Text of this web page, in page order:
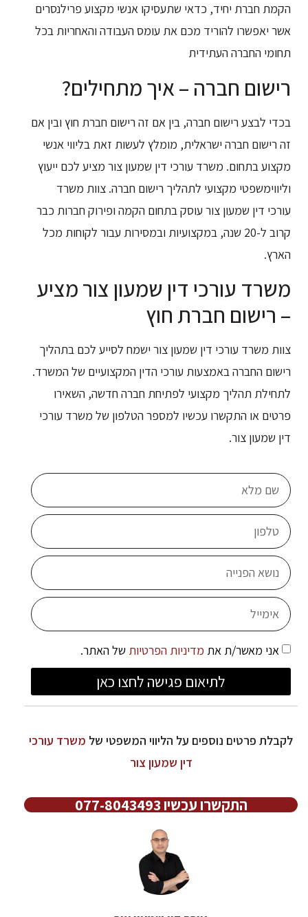
הקמת חברת יחיד, כדאי שתעסיקו אנשי מקצוע פרילנסרים
אשר יאפשרו להוריד מכם את עומס העבודה והאחריות בכל
תחומי החברה העתידית
רישום חברה – איך מתחילים?
בכדי לבצע רישום חברה, בין אם זה רישום חברת חוץ ובין אם
זה רישום חברה ישראלית, מומלץ לעשות זאת בליווי אנשי
מקצוע בתחום. משרד עורכי דין שמעון צור מציע לכם ייעוץ
וליווימשפטי מקצועי לתהליך רישום חברה. צוות משרד
עורכי דין שמעון צור עוסק בתחום הקמה ופירוק חברות כבר
קרוב ל-20 שנה, במקצועיות ובמסירות עבור לקוחות מכל
הארץ.
משרד עורכי דין שמעון צור מציע
– רישום חברת חוץ
צוות משרד עורכי דין שמעון צור ישמח לסייע לכם בתהליך
רישום החברה באמצעות עורכי הדין המקצועיים של המשרד.
לתחילת תהליך מקצועי לפתיחת חברה חדשה, השאירו
פרטים או התקשרו עכשיו למספר הטלפון של משרד עורכי
דין שמעון צור.
אני מאשר/ת את מדיניות הפרטיות של האתר.
לתיאום פגישה לחצו כאן
לקבלת פרטים נוספים על הליווי המשפטי של משרד עורכי
דין שמעון צור
התקשרו עכשיו 077-8043493